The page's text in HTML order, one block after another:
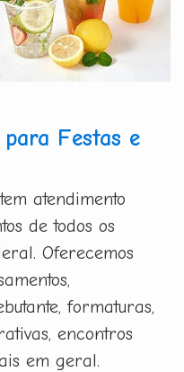
Festas e
atendimento
de todos os
Oferecemos
formaturas,
encontros
em geral.